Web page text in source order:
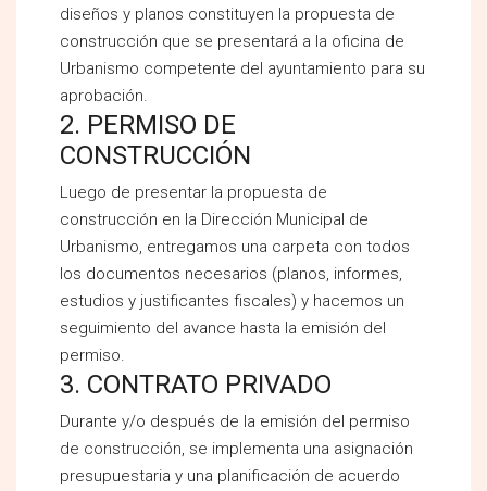
diseños y planos constituyen la propuesta de
construcción que se presentará a la oficina de
Urbanismo competente del ayuntamiento para su
aprobación.
2. PERMISO DE
CONSTRUCCIÓN
Luego de presentar la propuesta de
construcción en la Dirección Municipal de
Urbanismo, entregamos una carpeta con todos
los documentos necesarios (planos, informes,
estudios y justificantes fiscales) y hacemos un
seguimiento del avance hasta la emisión del
permiso.
3. CONTRATO PRIVADO
Durante y/o después de la emisión del permiso
de construcción, se implementa una asignación
presupuestaria y una planificación de acuerdo